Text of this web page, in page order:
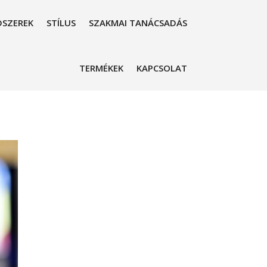
STÍLUS SZAKMAI TANÁCSADÁS
TERMÉKEK KAPCSOLAT